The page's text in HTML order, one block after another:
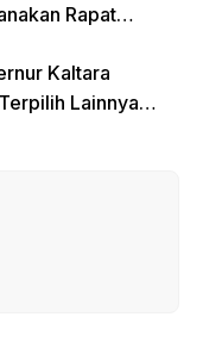
Rapat
Kaltara
Lainnya